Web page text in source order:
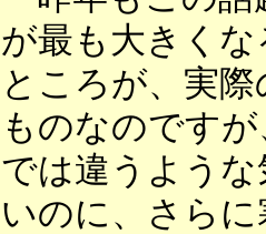
が最も大きく
ところが、実
ものなのです
では違うよう
いのに、さら